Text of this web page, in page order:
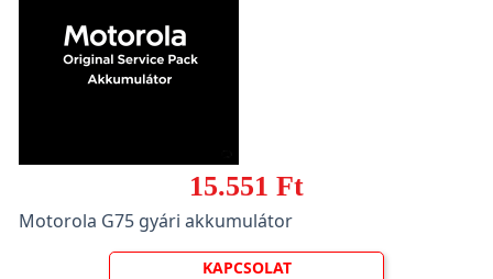
15.551 Ft
Motorola G75 gyári akkumulátor
KAPCSOLAT